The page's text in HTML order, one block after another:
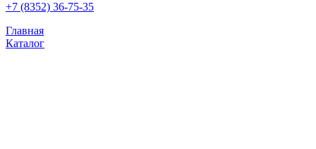
+7 (8352) 36-75-35
Главная
Каталог